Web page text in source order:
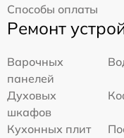
Способы оплаты
Ремонт
Варочных
панелей
Духовых
шкафов
Кухонных плит